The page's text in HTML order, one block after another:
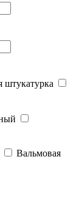
штукатурка
Вальмовая